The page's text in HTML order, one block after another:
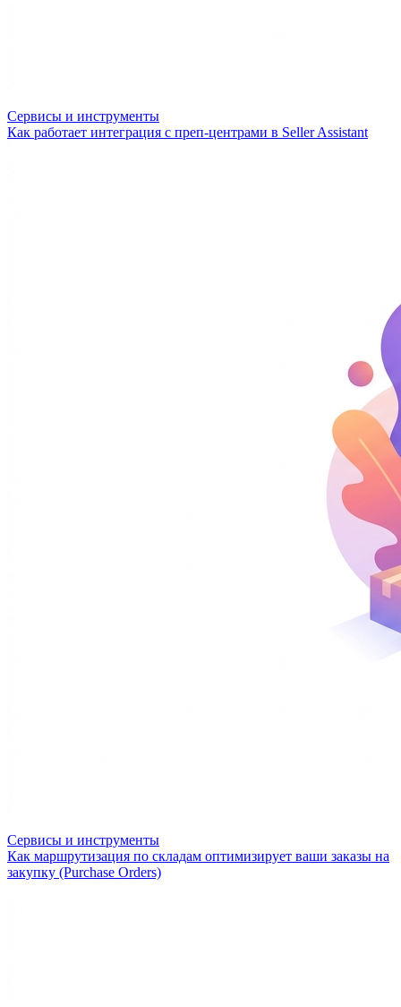
Сервисы и инструменты
Как работает интеграция с преп-центрами в Seller Assistant
Сервисы и инструменты
Как маршрутизация по складам оптимизирует ваши заказы на
закупку (Purchase Orders)